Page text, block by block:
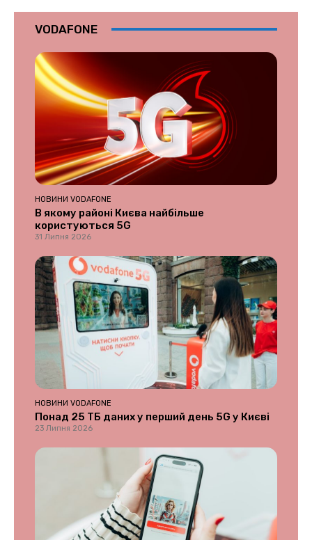
VODAFONE
НОВИНИ VODAFONE
В якому районі Києва найбільше
користуються 5G
31 Липня 2026
НОВИНИ VODAFONE
Понад 25 ТБ даних у перший день 5G у Києві
23 Липня 2026